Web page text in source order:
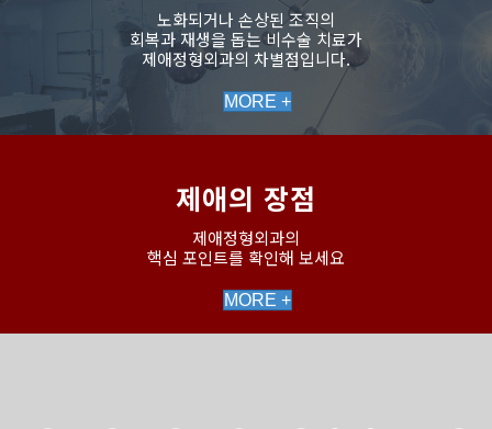
노화되거나 손상된 조직의
회복과 재생을 돕는 비수술 치료가
제애정형외과의 차별점입니다.
MORE +
제애의 장점
제애정형외과의
핵심 포인트를 확인해 보세요
MORE +